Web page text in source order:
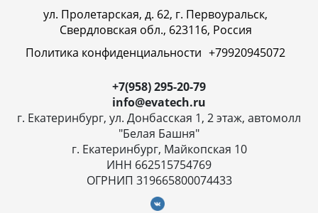
ул. Пролетарская, д. 62, г. Первоуральск,
Свердловская обл., 623116, Россия
Политика конфиденциальности +79920945072
+7(958) 295-20-79
info@evatech.ru
г. Екатеринбург, ул. Донбасская 1, 2 этаж, автомолл
"Белая Башня"
г. Екатеринбург, Майкопская 10
ИНН 662515754769
ОГРНИП 319665800074433